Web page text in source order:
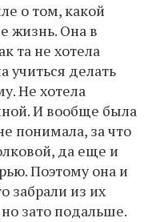
о том, какой
жизнь. Она в
та не хотела
учиться делать
Не хотела
И вообще была
понимала, за что
да еще и
Поэтому она и
забрали из их
зато подальше.